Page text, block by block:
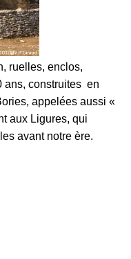
ruelles, enclos,
construites en
appelées aussi «
aux Ligures, qui
avant notre ère.